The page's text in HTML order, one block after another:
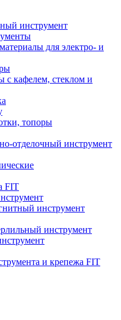
инструмент
для электро- и
с кафелем, стеклом и
топоры
отделочный инструмент
FIT
инструмент
инструмент
и крепежа FIT